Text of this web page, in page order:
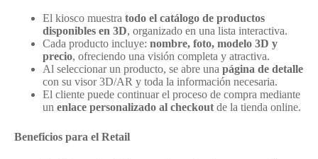
El kiosco muestra todo el catálogo de productos
disponibles en 3D, organizado en una lista interactiva.
Cada producto incluye: nombre, foto, modelo 3D y
precio, ofreciendo una visión completa y atractiva.
Al seleccionar un producto, se abre una página de detalle
con su visor 3D/AR y toda la información necesaria.
El cliente puede continuar el proceso de compra mediante
un enlace personalizado al checkout de la tienda online.
Beneficios para el Retail